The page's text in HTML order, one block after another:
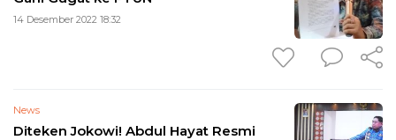
14 Desember 2022 18:32
News
Diteken Jokowi! Abdul Hayat Resmi